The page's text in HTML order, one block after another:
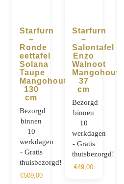
BESTELLEN
Starfurn
–
Ronde
eettafel
Solana
Taupe
Mangohout
130
cm
Bezorgd
binnen
10
werkdagen
- Gratis
thuisbezorgd!
€509,00
BESTELLEN
Starfurn
–
Salontafel
Enzo
Walnoot
Mangohout
37
cm
Bezorgd
binnen
10
werkdagen
- Gratis
thuisbezorgd!
€49,00